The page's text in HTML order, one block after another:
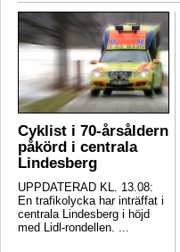
Cyklist i 70-årsåldern
påkörd i centrala
Lindesberg
UPPDATERAD KL. 13.08:
En trafikolycka har inträffat i
centrala Lindesberg i höjd
med Lidl-rondellen. ...